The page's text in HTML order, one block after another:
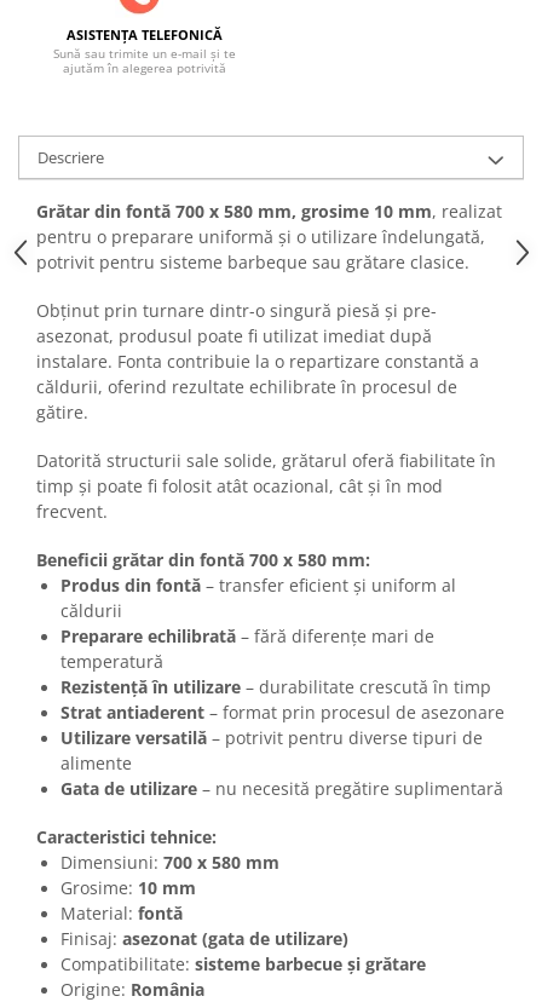
TIMP LIBER IN NATURA
TRUSE SI ACCESORII PROFESIONALE
DE CURATARE HORN
ȘEMINEE ȘI ÎNCĂLZITOARE DE
TERASĂ
ASISTENȚA TELEFONICĂ
Sună sau trimite un e-mail și te
ajutăm în alegerea potrivită
Descriere
Grătar din fontă 700 x 580 mm, grosime 10 mm, realizat
pentru o preparare uniformă și o utilizare îndelungată,
potrivit pentru sisteme barbeque sau grătare clasice.
Obținut prin turnare dintr-o singură piesă și pre-
asezonat, produsul poate fi utilizat imediat după
instalare. Fonta contribuie la o repartizare constantă a
căldurii, oferind rezultate echilibrate în procesul de
gătire.
Datorită structurii sale solide, grătarul oferă fiabilitate în
timp și poate fi folosit atât ocazional, cât și în mod
frecvent.
Beneficii grătar din fontă 700 x 580 mm:
Produs din fontă – transfer eficient și uniform al
căldurii
Preparare echilibrată – fără diferențe mari de
temperatură
Rezistență în utilizare – durabilitate crescută în timp
Strat antiaderent – format prin procesul de asezonare
Utilizare versatilă – potrivit pentru diverse tipuri de
alimente
Gata de utilizare – nu necesită pregătire suplimentară
Caracteristici tehnice:
Dimensiuni: 700 x 580 mm
Grosime: 10 mm
Material: fontă
Finisaj: asezonat (gata de utilizare)
Compatibilitate: sisteme barbecue și grătare
Origine: România